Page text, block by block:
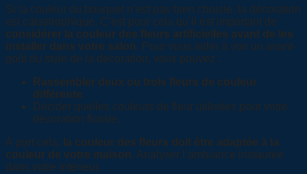
Si la couleur du bouquet n’est pas bien choisie, la décoration
est catastrophique. C’est pour cela qu’il est important de
considérer la couleur des fleurs artificielles avant de les
installer dans votre salon . Pour vous aider à voir un avant-
goût du style de la décoration, vous pouvez :
Rassembler deux ou trois fleurs de couleur
différente.
Décider quelles couleurs de fleur utilisées pour votre
décoration florale.
À part cela, la couleur des fleurs doit être adaptée à la
couleur de votre maison . Analyser l’ambiance instaurée
dans votre intérieur.